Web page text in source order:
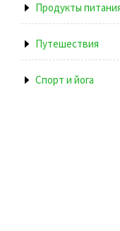
Продукты
Путешествия
Спорт и йога